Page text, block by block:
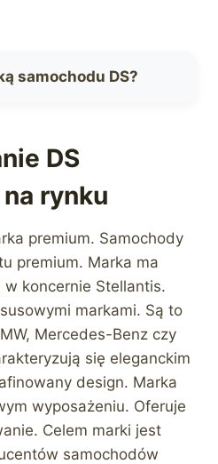
samochodu DS?
DS
rynku
premium. Samochody
premium. Marka ma
w koncernie Stellantis.
markami. Są to
Mercedes-Benz czy
się eleganckim
design. Marka
wyposażeniu. Oferuje
Celem marki jest
samochodów